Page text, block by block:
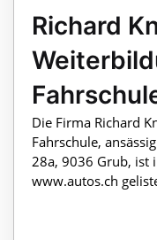
Richard
Die Firma Richard
Fahrschule,
28a, 9036 Grub, ist
www.autos.ch